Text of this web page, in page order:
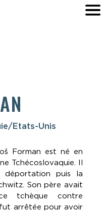
Etats-Unis
Forman est né en
Tchécoslovaquie. Il
déportation puis la
Son père avait
tchèque contre
arrêtée pour avoir